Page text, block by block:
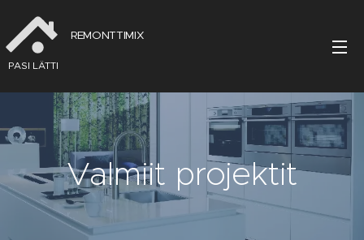
REMONTTIMIX
PASI LÄTTI
Valmiit projektit